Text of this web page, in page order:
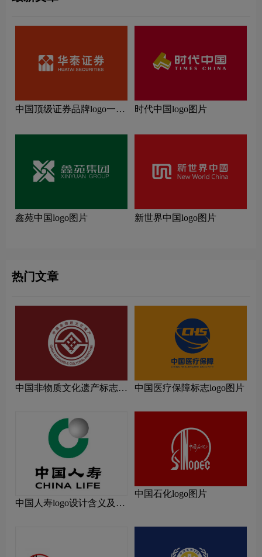
中国顶级证券品牌logo一
时代中国logo图片
鑫苑中国logo图片 新世界中国logo图片
热门文章
中国非物质文化遗产标志
中国医疗保障标志logo图片
中国人寿logo设计含义及设
中国石化logo图片